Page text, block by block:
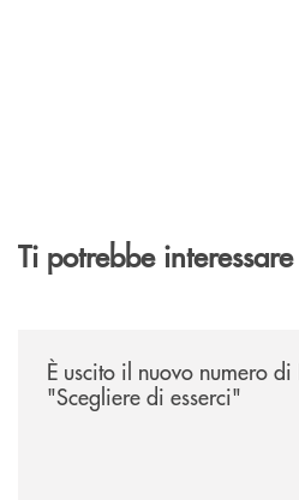
Ti potrebbe
È uscito il nuovo numero
"Scegliere di esserci"